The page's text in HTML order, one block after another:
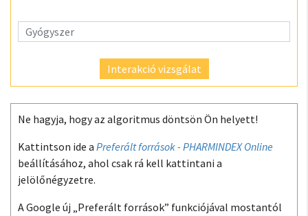
Interakció vizsgálat
Ne hagyja, hogy az algoritmus döntsön Ön helyett!
Kattintson ide a Preferált források - PHARMINDEX Online
beállításához, ahol csak rá kell kattintani a
jelölőnégyzetre.
A Google új „Preferált források” funkciójával mostantól